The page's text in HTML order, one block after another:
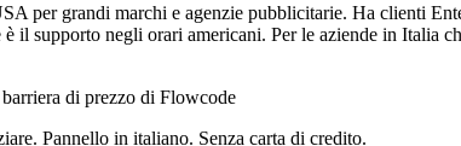
per grandi marchi e agenzie pubblicitarie. Ha clienti
il supporto negli orari americani. Per le aziende in Italia
di prezzo di Flowcode
Pannello in italiano. Senza carta di credito.